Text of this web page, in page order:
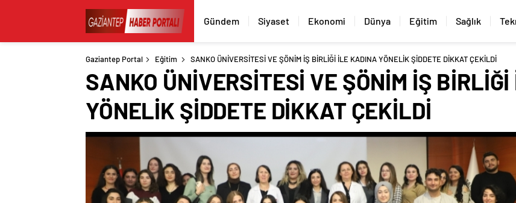
Gündem Siyaset Ekonomi Dünya Eğitim Sağlık
Gaziantep Portal Eğitim SANKO ÜNİVERSİTESİ VE ŞÖNİM İŞ BİRLİĞİ İLE KADINA YÖNELİK ŞİDDETE DİKKAT ÇEKİLDİ
SANKO ÜNİVERSİTESİ VE ŞÖNİM İŞ
YÖNELİK ŞİDDETE DİKKAT ÇEKİLDİ